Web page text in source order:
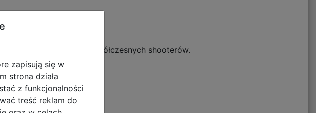
się na tle wielu współczesnych shooterów.
zapisują się w
strona działa
z funkcjonalności
treść reklam do